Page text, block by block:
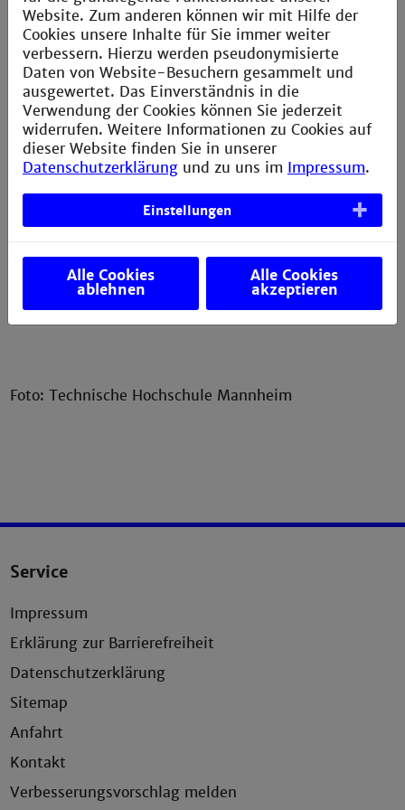
+49 (0) 621 / 292 - 65 55
t.adrian@th-mannheim.de
www.tbv.hs-mannheim.de
Anfahrt
Foto: Technische Hochschule Mannheim
Foto: Technische Hochschule Mannheim
Service
Impressum
Erklärung zur Barrierefreiheit
Datenschutzerklärung
Sitemap
Anfahrt
Kontakt
Verbesserungsvorschlag melden
Website. Zum anderen können wir mit Hilfe der
Cookies unsere Inhalte für Sie immer weiter
verbessern. Hierzu werden pseudonymisierte
Daten von Website-Besuchern gesammelt und
ausgewertet. Das Einverständnis in die
Verwendung der Cookies können Sie jederzeit
widerrufen. Weitere Informationen zu Cookies auf
dieser Website finden Sie in unserer
Datenschutzerklärung und zu uns im Impressum.
Einstellungen
Alle Cookies
ablehnen
Alle Cookies
akzeptieren